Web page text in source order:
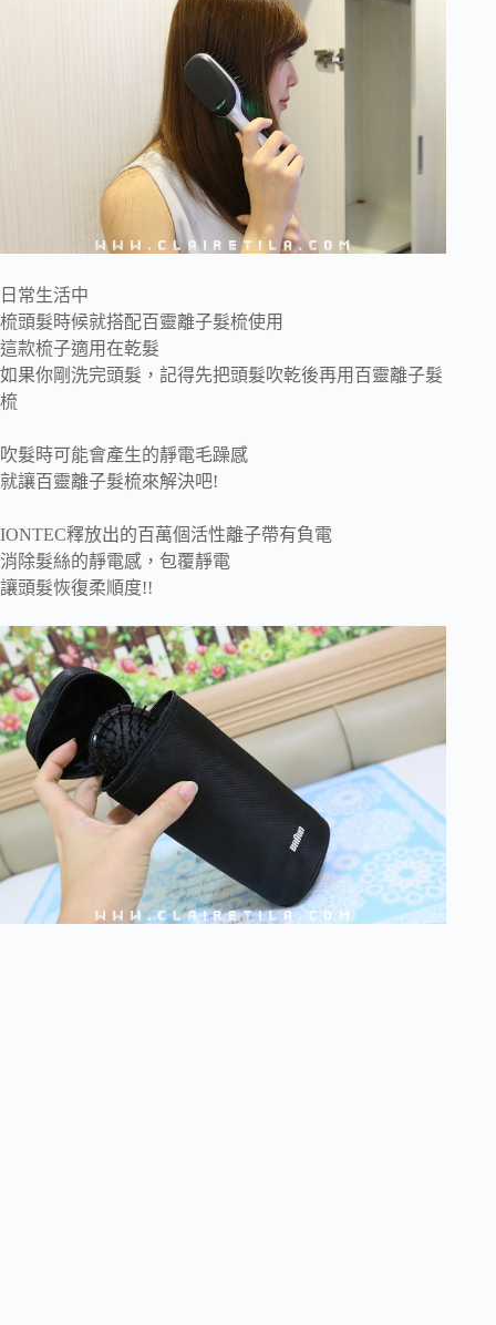
日常生活中
梳頭髮時候就搭配百靈離子髮梳使用
這款梳子適用在乾髮
如果你剛洗完頭髮，記得先把頭髮吹乾後再用百靈離子髮
梳
吹髮時可能會產生的靜電毛躁感
就讓百靈離子髮梳來解決吧!
IONTEC釋放出的百萬個活性離子帶有負電
消除髮絲的靜電感，包覆靜電
讓頭髮恢復柔順度!!